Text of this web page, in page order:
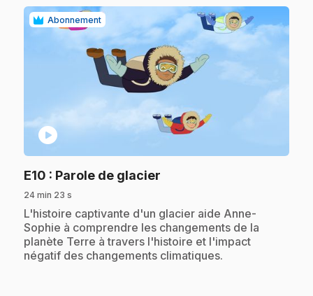
Abonnement
play_circle
E10 : Parole de glacier
24 min 23 s
.L'histoire captivante d'un glacier aide Anne-
Sophie à comprendre les changements de la
planète Terre à travers l'histoire et l'impact
négatif des changements climatiques.